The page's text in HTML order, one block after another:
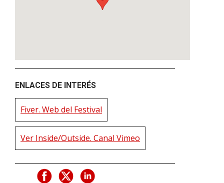
ENLACES DE INTERÉS
Fiver. Web del Festival
Ver Inside/Outside. Canal Vimeo